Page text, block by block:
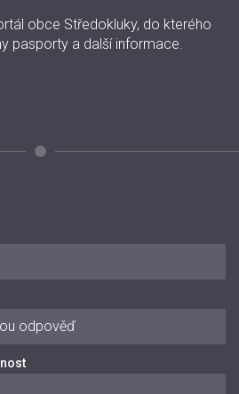
obce Středokluky, do kterého
pasporty a další informace.